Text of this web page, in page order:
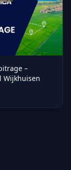
–
Wijkhuisen